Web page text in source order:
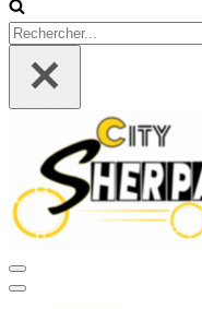
Rechercher...
Menu
de
Menu